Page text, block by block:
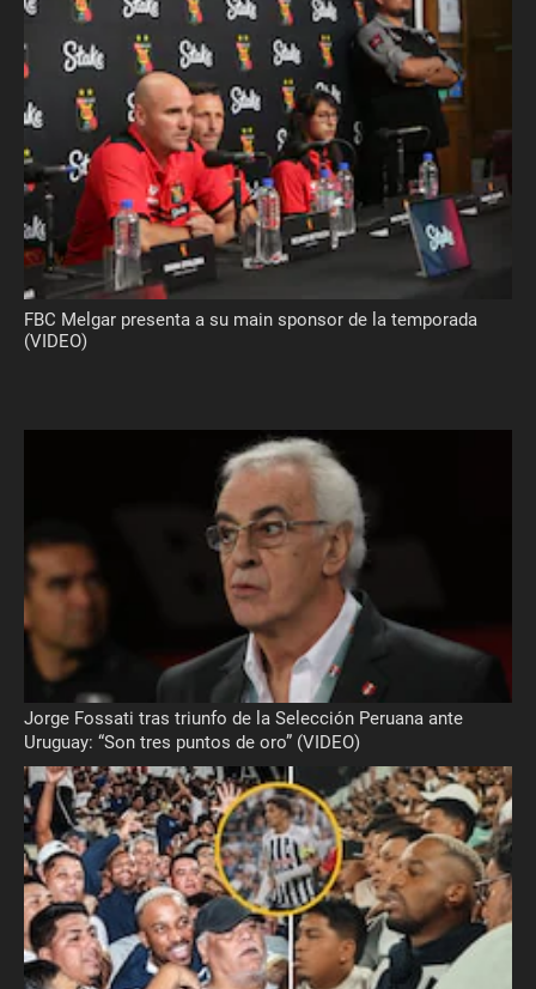
FBC Melgar presenta a su main sponsor de la temporada
(VIDEO)
Jorge Fossati tras triunfo de la Selección Peruana ante
Uruguay: “Son tres puntos de oro” (VIDEO)